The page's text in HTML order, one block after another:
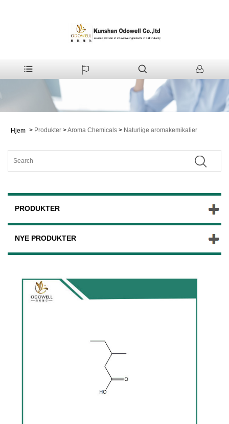
Hjem > Produkter >Aroma Chemicals > Naturlige aromakemikalier
PRODUKTER
NYE PRODUKTER